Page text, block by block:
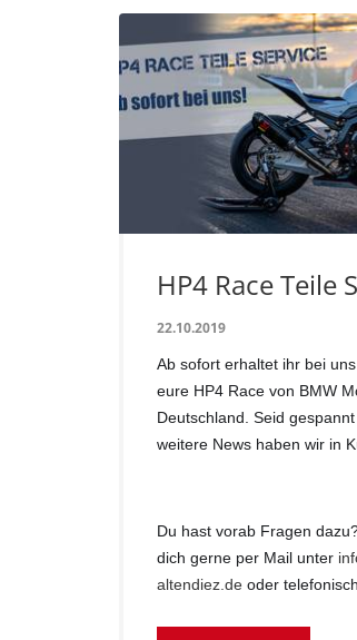
HP4 Race Teile
22.10.2019
Ab sofort erhaltet ihr bei
eure HP4 Race von BMW
Deutschland. Seid
weitere News haben wir in
Du hast vorab Fragen
dich gerne per Mail unter
altendiez.de oder